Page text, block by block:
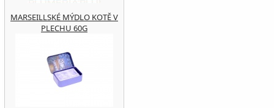
MARSEILLSKÉ MÝDLO KOTĚ V
PLECHU 60G